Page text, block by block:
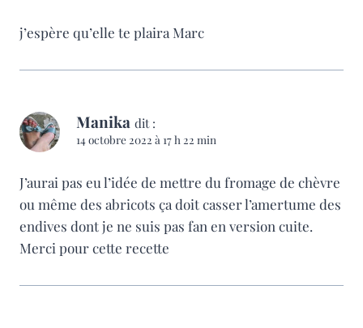
j’espère qu’elle te plaira Marc
Manika dit :
14 octobre 2022 à 17 h 22 min
J’aurai pas eu l’idée de mettre du fromage de chèvre
ou même des abricots ça doit casser l’amertume des
endives dont je ne suis pas fan en version cuite.
Merci pour cette recette